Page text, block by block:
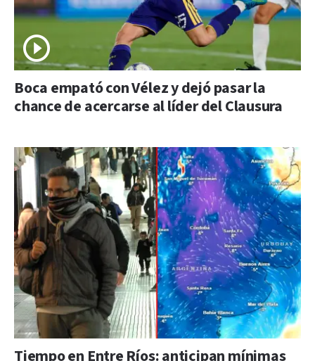
Boca empató con Vélez y dejó pasar la
chance de acercarse al líder del Clausura
Tiempo en Entre Ríos: anticipan mínimas